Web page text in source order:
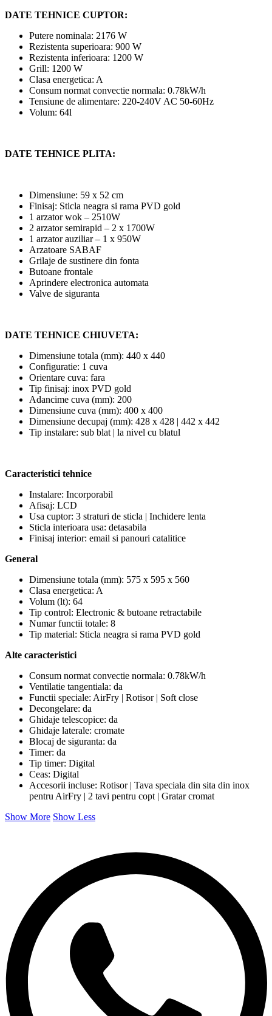
DATE TEHNICE CUPTOR:
Putere nominala: 2176 W
Rezistenta superioara: 900 W
Rezistenta inferioara: 1200 W
Grill: 1200 W
Clasa energetica: A
Consum normat convectie normala: 0.78kW/h
Tensiune de alimentare: 220-240V AC 50-60Hz
Volum: 64l
DATE TEHNICE PLITA:
Dimensiune: 59 x 52 cm
Finisaj: Sticla neagra si rama PVD gold
1 arzator wok – 2510W
2 arzator semirapid – 2 x 1700W
1 arzator auziliar – 1 x 950W
Arzatoare SABAF
Grilaje de sustinere din fonta
Butoane frontale
Aprindere electronica automata
Valve de siguranta
DATE TEHNICE CHIUVETA:
Dimensiune totala (mm): 440 x 440
Configuratie: 1 cuva
Orientare cuva: fara
Tip finisaj: inox PVD gold
Adancime cuva (mm): 200
Dimensiune cuva (mm): 400 x 400
Dimensiune decupaj (mm): 428 x 428 | 442 x 442
Tip instalare: sub blat | la nivel cu blatul
Caracteristici tehnice
Instalare: Incorporabil
Afisaj: LCD
Usa cuptor: 3 straturi de sticla | Inchidere lenta
Sticla interioara usa: detasabila
Finisaj interior: email si panouri catalitice
General
Dimensiune totala (mm): 575 x 595 x 560
Clasa energetica: A
Volum (lt): 64
Tip control: Electronic & butoane retractabile
Numar functii totale: 8
Tip material: Sticla neagra si rama PVD gold
Alte caracteristici
Consum normat convectie normala: 0.78kW/h
Ventilatie tangentiala: da
Functii speciale: AirFry | Rotisor | Soft close
Decongelare: da
Ghidaje telescopice: da
Ghidaje laterale: cromate
Blocaj de siguranta: da
Timer: da
Tip timer: Digital
Ceas: Digital
Accesorii incluse: Rotisor | Tava speciala din sita din inox
pentru AirFry | 2 tavi pentru copt | Gratar cromat
Show More Show Less